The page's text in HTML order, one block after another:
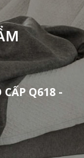
CẤP Q618 -